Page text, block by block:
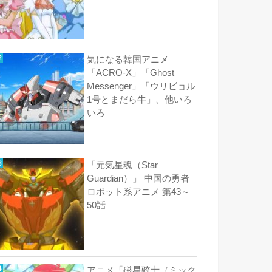
気になる韓国アニメ
「ACRO-X」「Ghost
Messenger」「ウリビョル
1号とまだら牛」、他いろ
いろ
「元気星魂（Star
Guardian）」 中国の勇者
ロボット系アニメ 第43～
50話
アニメ「磁星骑士（ミック